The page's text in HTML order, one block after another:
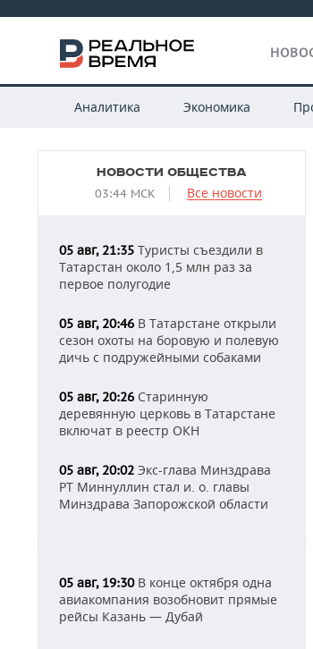
Аналитика Экономика
НОВОСТИ ОБЩЕСТВА
03:44 МСК Все новости
05 авг, 21:35 Туристы съездили в
Татарстан около 1,5 млн раз за
первое полугодие
05 авг, 20:46 В Татарстане открыли
сезон охоты на боровую и полевую
дичь с подружейными собаками
05 авг, 20:26 Старинную
деревянную церковь в Татарстане
включат в реестр ОКН
05 авг, 20:02 Экс-глава Минздрава
РТ Миннуллин стал и. о. главы
Минздрава Запорожской области
05 авг, 19:30В конце октября одна
авиакомпания возобновит прямые
рейсы Казань — Дубай